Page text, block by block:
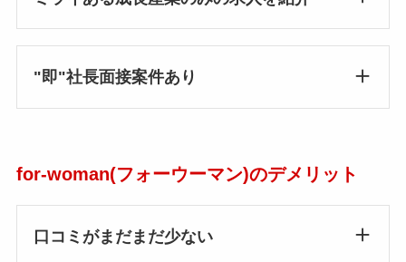
"即"社長面接案件あり
for-woman(フォーウーマン)のデメリット
口コミがまだまだ少ない